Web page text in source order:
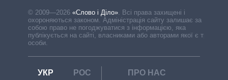
© 2009—2026 «Слово і Діло»
Всі права захищені і
охороняються законом. Адміністрація сайту залишає за
собою право не погоджуватися з інформацією, яка
публікується на сайті, власниками або авторами якої є треті
особи.
УКР РОС
ПРО НАС